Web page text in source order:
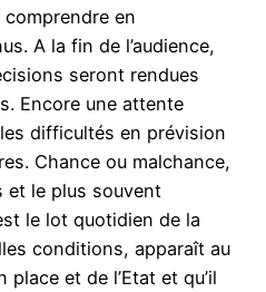
en
A la fin de l’audience,
seront rendues
Encore une attente
difficultés en prévision
Chance ou malchance,
et le plus souvent
le lot quotidien de la
conditions, apparaît au
et de l’Etat et qu’il